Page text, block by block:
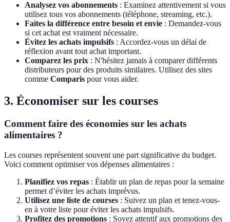
Analysez vos abonnements : Examinez attentivement si vous
utilisez tous vos abonnements (téléphone, streaming, etc.).
Faites la différence entre besoin et envie : Demandez-vous
si cet achat est vraiment nécessaire.
Évitez les achats impulsifs : Accordez-vous un délai de
réflexion avant tout achat important.
Comparez les prix : N'hésitez jamais à comparer différents
distributeurs pour des produits similaires. Utilisez des sites
comme Comparis pour vous aider.
3. Économiser sur les courses
Comment faire des économies sur les achats
alimentaires ?
Les courses représentent souvent une part significative du budget.
Voici comment optimiser vos dépenses alimentaires :
Planifiez vos repas : Établir un plan de repas pour la semaine
permet d’éviter les achats imprévus.
Utilisez une liste de courses : Suivez un plan et tenez-vous-
en à votre liste pour éviter les achats impulsifs.
Profitez des promotions : Soyez attentif aux promotions des